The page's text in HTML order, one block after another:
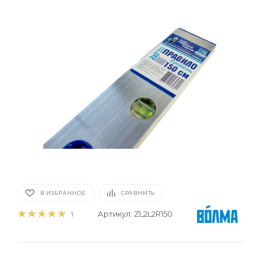
В ИЗБРАННОЕ СРАВНИТЬ
1 Артикул: ZL2L2R150